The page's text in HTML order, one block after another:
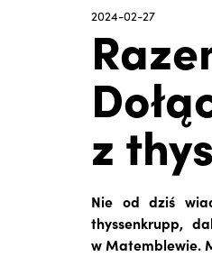
2024-02-27
z
Nie od dziś
thyssenkrupp,
w Matemblewie.